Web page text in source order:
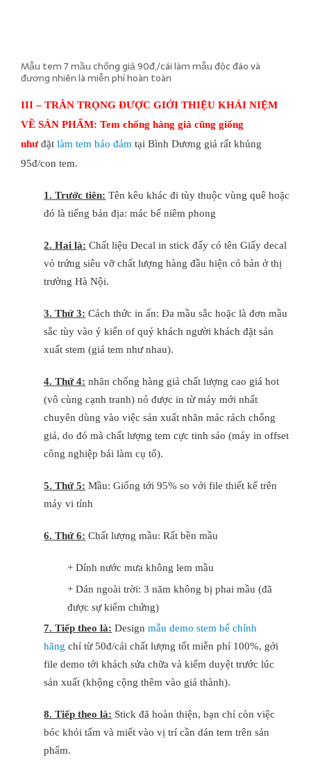
Mẫu tem 7 mầu chống giả 90đ,/cái làm mẫu độc đáo và
đương nhiên là miễn phí hoàn toàn
III – TRÂN TRỌNG ĐƯỢC GIỚI THIỆU KHÁI NIỆM
VỀ SẢN PHẨM: Tem chống hàng giả cũng giống
nhưđặt làm tem bảo đảm tại Bình Dương giá rất khủng
95đ/con tem.
1. Trước tiên: Tên kêu khác đi tùy thuộc vùng quê hoặc
đó là tiếng bản địa: mác bể niêm phong
2. Hai là: Chất liệu Decal in stick đấy có tên Giấy decal
vỏ trứng siêu vỡ chất lượng hàng đầu hiện có bán ở thị
trường Hà Nội.
3. Thứ 3: Cách thức in ấn: Đa mầu sắc hoặc là đơn mầu
sắc tùy vào ý kiến of quý khách người khách đặt sản
xuất stem (giá tem như nhau).
4. Thứ 4: nhãn chống hàng giả chất lượng cao giá hot
(vô cùng cạnh tranh) nó được in từ máy mới nhất
chuyên dùng vào việc sản xuất nhãn mác rách chống
giả, do đó mà chất lượng tem cực tinh sảo (máy in offset
công nghiệp bái làm cụ tổ).
5. Thứ 5: Mầu: Giống tới 95% so với file thiết kế trên
máy vi tính
6. Thứ 6: Chất lượng mầu: Rất bền mầu
+ Dính nước mưa không lem mầu
+ Dán ngoài trời: 3 năm không bị phai mầu (đã
được sự kiểm chứng)
7. Tiếp theo là: Designmẫu demo stem bể chính
hãng chỉ từ 50đ/cái chất lượng tốt miễn phí 100%, gởi
file demo tới khách sửa chữa và kiểm duyệt trước lúc
sản xuất (khộng cộng thêm vào giá thành).
8. Tiếp theo là: Stick đã hoàn thiện, bạn chỉ còn việc
bóc khỏi tấm và miết vào vị trí cần dán tem trên sản
phẩm.